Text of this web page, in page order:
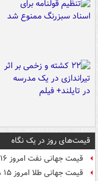
قیمت‌های روز در یک نگاه
قیمت جهانی نفت امروز ۱۶ مرداد
قیمت جهانی طلا امروز ۱۵ مرداد